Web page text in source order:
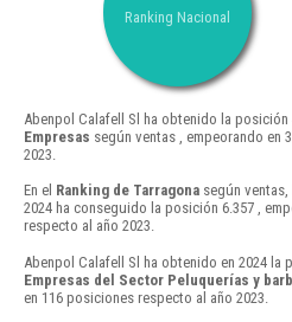
Ranking Nacional
Abenpol Calafell Sl ha obtenido la posición
Empresas según ventas , empeorando en
2023.
En el Ranking de Tarragona según
2024 ha conseguido la posición 6.357 ,
respecto al año 2023.
Abenpol Calafell Sl ha obtenido en 2024 la
Empresas del Sector Peluquerías y
en 116 posiciones respecto al año 2023.